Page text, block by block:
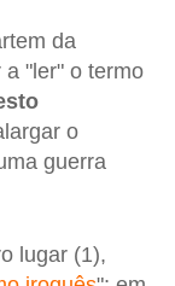
da
"ler" o termo
o
guerra
lugar (1),